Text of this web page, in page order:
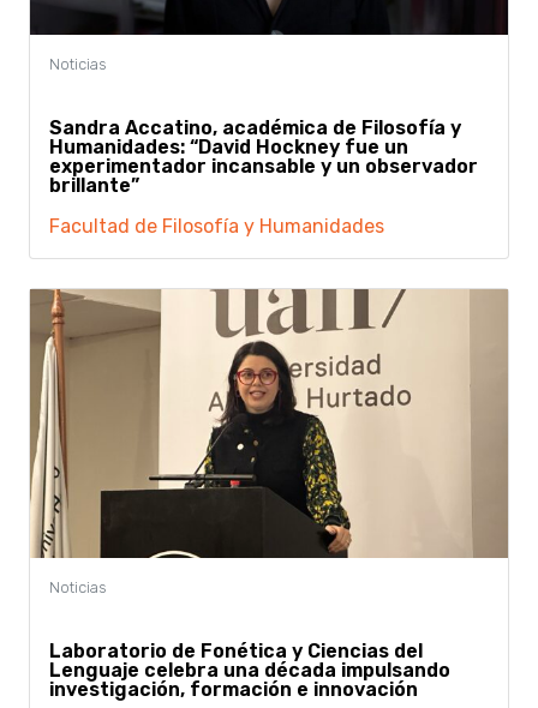
Sandra Accatino, académica de Filosofía y
Humanidades: “David Hockney fue un
experimentador incansable y un observador
brillante”
Facultad de Filosofía y Humanidades
Laboratorio de Fonética y Ciencias del
Lenguaje celebra una década impulsando
investigación, formación e innovación